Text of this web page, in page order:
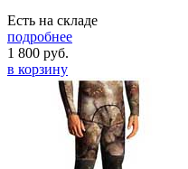
Есть на складе
подробнее
1 800 руб.
в корзину